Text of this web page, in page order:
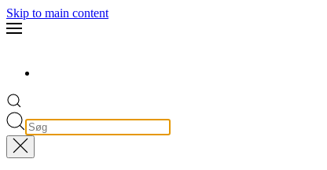
Skip to main content